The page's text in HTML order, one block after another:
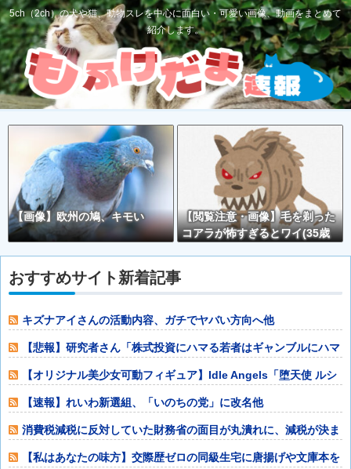
5ch（2ch）の犬や猫、動物スレを中心に面白い・可愛い画像、動画をまとめて
紹介します。
【画像】欧州の鳩、キモい
【閲覧注意・画像】毛を剃った
コアラが怖すぎるとワイ(35歳
おすすめサイト新着記事
キズナアイさんの活動内容、ガチでヤバい方向へ他
【悲報】研究者さん「株式投資にハマる若者はギャンブルにハマ
る若者と同じ傾
【オリジナル美少女可動フィギュア】Idle Angels「堕天使 ルシ
フ
【速報】れいわ新選組、「いのちの党」に改名他
消費税減税に反対していた財務省の面目が丸潰れに、減税が決ま
った途端に市場
【私はあなたの味方】交際歴ゼロの同級生宅に唐揚げや文庫本を